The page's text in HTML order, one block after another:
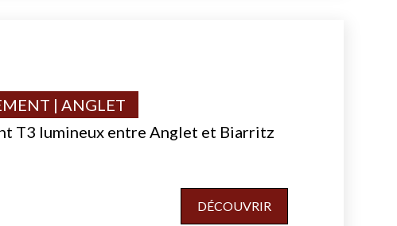
T3 lumineux entre Anglet et Biarritz
| ANGLET
DÉCOUVRIR